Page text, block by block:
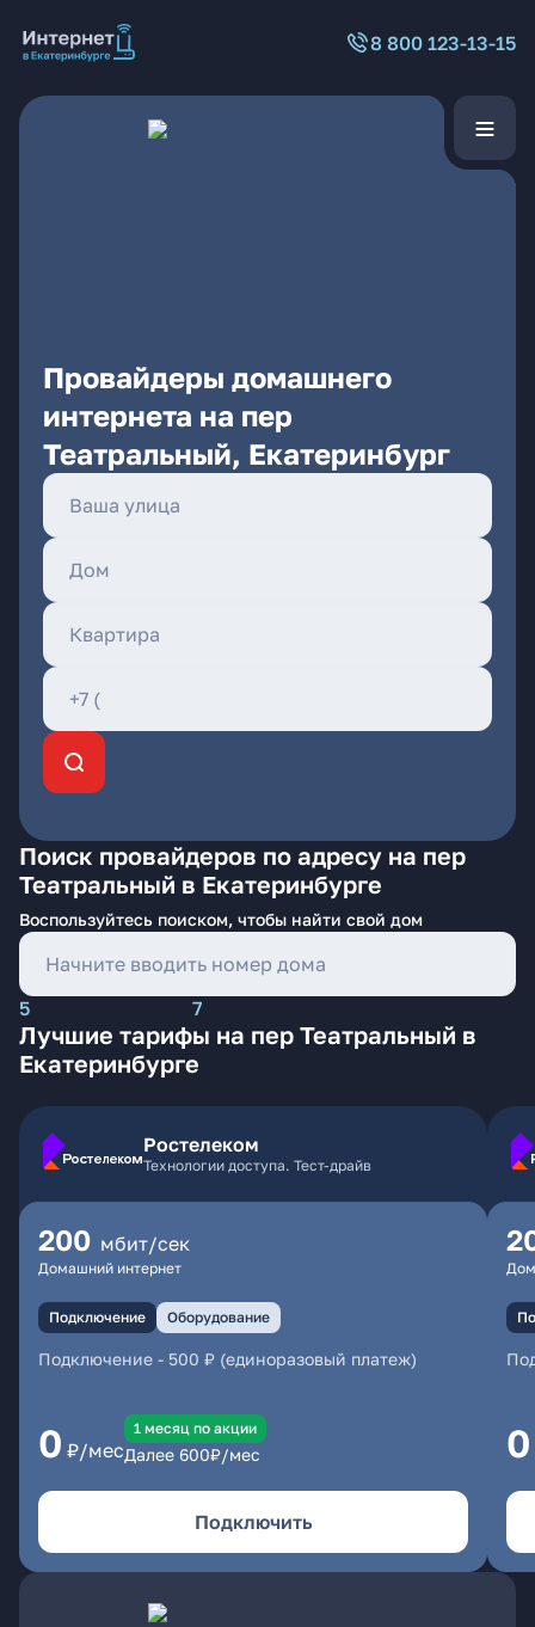
8 800 123-13-15
Провайдеры домашнего
интернета на пер
Театральный, Екатеринбург
Поиск провайдеров по адресу на пер
Театральный в Екатеринбурге
Воспользуйтесь поиском, чтобы найти свой дом
5 7
Лучшие тарифы на пер Театральный в
Екатеринбурге
Ростелеком
Технологии доступа. Тест-драйв
200 мбит/сек
Домашний интернет
Подключение Оборудование
Подключение - 500 ₽ (единоразовый платеж)
0 ₽/мес
1 месяц по акции
Далее 600₽/мес
Подключить
0